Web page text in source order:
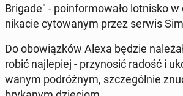
Brigade" - po­in­for­mo­wa­ło lot­ni­sko
ni­ka­cie cy­to­wa­nym przez serwis
Do obo­wiąz­ków Alexa będzie
robić naj­le­piej - przy­no­sić radość i
wa­nym po­dróż­nym, szcze­gól­nie